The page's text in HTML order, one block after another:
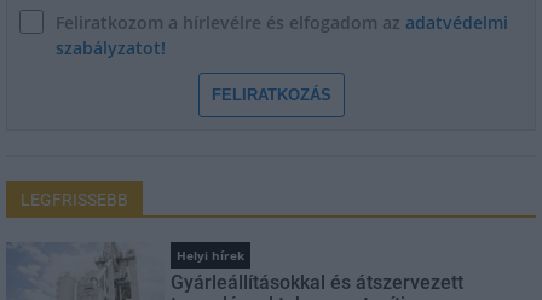
Feliratkozom a hírlevélre és elfogadom az adatvédelmi
szabályzatot!
FELIRATKOZÁS
LEGFRISSEBB
Helyi hírek
Gyárleállításokkal és átszervezett